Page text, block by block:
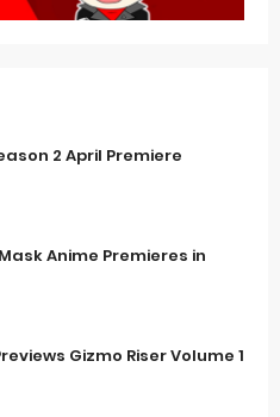
2 April Premiere
Anime Premieres in
Gizmo Riser Volume 1